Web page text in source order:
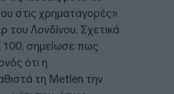
στις χρηματαγορές»
του Λονδίνου. Σχετικά
100, σημείωσε πως
ότι η
τη Metlen την